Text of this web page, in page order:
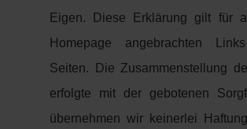
Eigen. Diese Erklärung gilt für
Homepage angebrachten
Seiten. Die Zusammenstellung
erfolgte mit der gebotenen
übernehmen wir keinerlei